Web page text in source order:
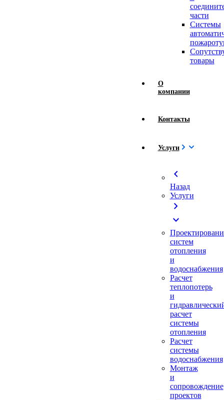
части
Системы
товары
О
компании
Контакты
Услуги
chevron_left
Назад
Услуги
chevron_right
expand_more
систем
отопления
и
водоснабжения
Расчет
теплопотерь
и
расчет
системы
отопления
Расчет
системы
водоснабжения
Монтаж
и
сопровождение
проектов